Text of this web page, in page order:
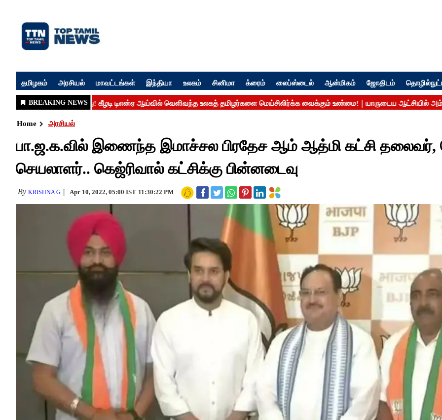
தமிழகம் அரசியல் மாவட்டங்கள் இந்தியா உலகம் சினிமா க்ரைம் லைப்ஸ்டைல் ஆன்மிகம் ஜோதிடம்
Home அரசியல்
பா.ஜ.க.வில் இணைந்த இமாச்சல பிரதேச ஆம் ஆத்மி கட்சி தலைவர்,
செயலாளர்.. கெஜ்ரிவால் கட்சிக்கு பின்னடைவு
By KRISHNA G Apr 10, 2022, 05:00 IST 11:30:22 PM